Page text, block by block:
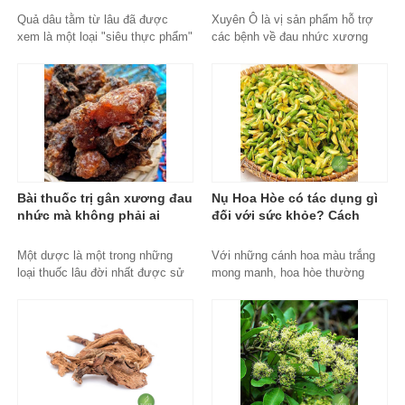
Quả dâu tằm từ lâu đã được
xem là một loại "siêu thực phẩm"
Đông....
Copy
Xuyên Ô là vị sản phẩm hỗ trợ
các bệnh về đau nhức xương
tay lạnh vã mồ hôi rất hiệu quả.
Tuy nhiên nó lại là vị thuốc có
độc tính rất mạnh đặc biệt trên
hệ thần kinh, tim mạch. Bài viết
dưới đây sẽ giúp bạn đọc hiểu rõ
hơn về đặc điểm, công dụng và
độc tính thuốc.
xuyen-o, mua-xuyen-o-dau,
xuyen-o-uy-tin, xuyen-o-chinh-
Bài thuốc trị gân xương đau
nhức mà không phải ai
Bài thuốc chữa bệnh
Một dược là một trong những
loại thuốc lâu đời nhất được sử
huyết ứ. Vị thuốc luôn có giá trị
nhất định cũng là minh chứng sự
giao thoa giữa hai nền y học.
Ngày nay, tác dụng chính là giảm
Nụ Hoa Hòe có tác dụng gì
đối với sức khỏe? Cách
để chuẩn nhất
Với những cánh hoa màu trắng
mong manh, hoa hòe thường
cảnh để làm đẹp cho khu vườn
quanh nhà. Không những vậy, trà
hoa hòe uống rất thơm và giúp
hỗ trợ điều trị nhiều bệnh lý khác
nhau như trĩ, huyết áp cao, mất